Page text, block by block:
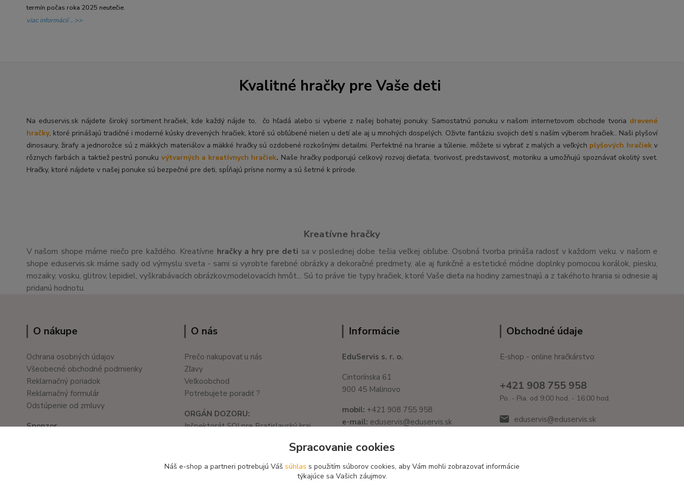
termín počas roka 2025 neutečie.
viac informácií .. >>
Kvalitné hračky pre Vaše deti
Na eduservis.sk nájdete široký sortiment hračiek, kde každý nájde to, čo hľadá alebo si vyberie z našej bohatej ponuky. Samostatnú ponuku v našom internetovom obchode tvoria drevené
hračky, ktoré prinášajú tradičné i moderné kúsky drevených hračiek, ktoré sú obľúbené nielen u detí ale aj u mnohých dospelých. Oživte fantáziu svojich detí s naším výberom hračiek.. Naši plyšoví
dinosaury, žirafy a jednorožce sú z mäkkých materiálov a mäkké hračky sú ozdobené rozkošnými detailmi. Perfektné na hranie a túlenie, môžete si vybrať z malých a veľkých plyšových hračiekv
rôznych farbách a taktiež pestrú ponuku výtvarných a kreatívnych hračiek. Naše hračky podporujú celkový rozvoj dieťaťa, tvorivosť, predstavivosť, motoriku a umožňujú spoznávať okolitý svet.
Hračky, ktoré nájdete v našej ponuke sú bezpečné pre deti, spĺňajú prísne normy a sú šetrné k prírode.
Kreatívne hračky
V našom shope máme niečo pre každého. Kreatívne hračky a hry pre deti sa v poslednej dobe tešia veľkej obľube. Osobná tvorba prináša radosť v každom veku. v našom e
shope eduservis.sk máme sady od výmyslu sveta - sami si vyrobte farebné obrázky a dekoračné predmety, ale aj funkčné a estetické módne doplnky pomocou korálok, piesku,
mozaiky, vosku, glitrov, lepidiel, vyškrabávacích obrázkov,modelovacích hmôt... Sú to práve tie typy hračiek, ktoré Vaše dieťa na hodiny zamestnajú a z takéhoto hrania si odnesie aj
pridanú hodnotu.
O nákupe
Ochrana osobných údajov
Všeobecné obchodné podmienky
Reklamačný poriadok
Reklamačný formulár
Odstúpenie od zmluvy
Sponzor
O nás
Prečo nakupovať u nás
Zľavy
Veľkoobchod
Potrebujete poradiť ?
ORGÁN DOZORU:
Inšpektorát SOI pre Bratislavský kraj
tel. č.: 02/582 722 03
Informácie
EduServis s. r. o.
Cintorínska 61
900 45 Malinovo
mobil: +421 908 755 958
e-mail: eduservis@eduservis.sk
DIČ:2122156135
Obchodné údaje
E-shop - online hračkárstvo
+421 908 755 958
Po. - Pia. od 9:00 hod. - 16:00 hod.
eduservis@eduservis.sk
Spracovanie cookies
Náš e-shop a partneri potrebujú Váš súhlas s použitím súborov cookies, aby Vám mohli zobrazovať informácie
týkajúce sa Vašich záujmov.